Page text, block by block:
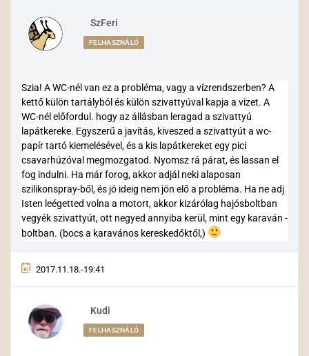
SzFeri
FELHASZNÁLÓ
Szia! A WC-nél van ez a probléma, vagy a vízrendszerben? A
kettő külön tartályból és külön szivattyúval kapja a vizet. A
WC-nél előfordul. hogy az állásban leragad a szivattyú
lapátkereke. Egyszerű a javítás, kiveszed a szivattyút a wc-
papír tartó kiemelésével, és a kis lapátkereket egy pici
csavarhúzóval megmozgatod. Nyomsz rá párat, és lassan el
fog indulni. Ha már forog, akkor adjál neki alaposan
szilikonspray-ből, és jó ideig nem jön elő a probléma. Ha ne adj
Isten leégetted volna a motort, akkor kizárólag hajósboltban
vegyék szivattyút, ott negyed annyiba kerül, mint egy karaván -
boltban. (bocs a karavános kereskedőktől,)
2017.11.18.-19:41
Kudi
FELHASZNÁLÓ